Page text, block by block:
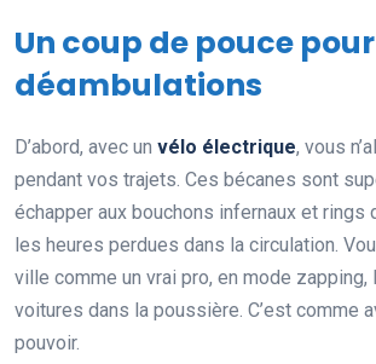
Un coup de pouce
déambulations
D’abord, avec un vélo électrique, vous
pendant vos trajets. Ces bécanes sont
échapper aux bouchons infernaux et rings
les heures perdues dans la circulation.
ville comme un vrai pro, en mode
voitures dans la poussière. C’est comme
pouvoir.